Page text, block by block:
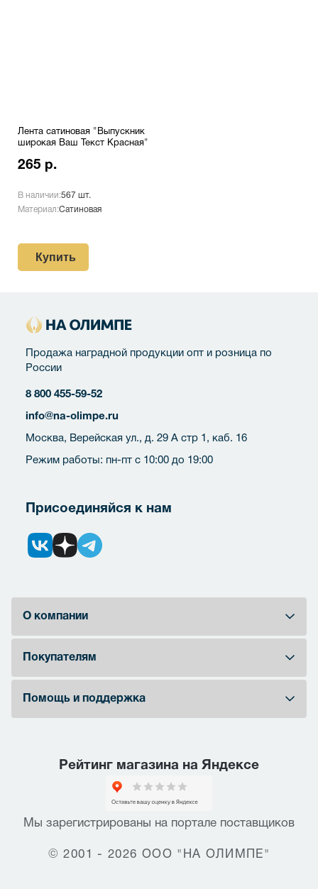
Лента сатиновая "Выпускник
широкая Ваш Текст Красная"
265 р.
В наличии:567 шт.
Материал:Сатиновая
Купить
Продажа наградной продукции опт и розница по
России
8 800 455-59-52
info@na-olimpe.ru
Москва, Верейская ул., д. 29 А стр 1, каб. 16
Режим работы: пн-пт с 10:00 до 19:00
Присоединяйся к нам
О компании
Покупателям
Помощь и поддержка
Рейтинг магазина на Яндексе
Мы зарегистрированы на портале поставщиков
© 2001 - 2026 ООО "НА ОЛИМПЕ"